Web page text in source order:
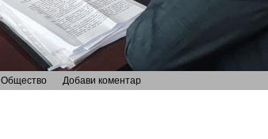
Общество Добави коментар